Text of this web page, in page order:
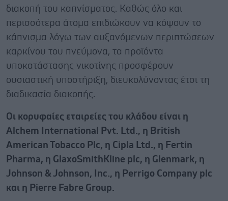
διακοπή του καπνίσματος. Καθώς όλο και
περισσότερα άτομα επιδιώκουν να κόψουν το
κάπνισμα λόγω των αυξανόμενων περιπτώσεων
καρκίνου του πνεύμονα, τα προϊόντα
υποκατάστασης νικοτίνης προσφέρουν
ουσιαστική υποστήριξη, διευκολύνοντας έτσι τη
διαδικασία διακοπής.
Οι κορυφαίες εταιρείες του κλάδου είναι η
Alchem International Pvt. Ltd., η British
American Tobacco Plc, η Cipla Ltd., η Fertin
Pharma, η GlaxoSmithKline plc, η Glenmark, η
Johnson & Johnson, Inc., η Perrigo Company plc
και η Pierre Fabre Group.